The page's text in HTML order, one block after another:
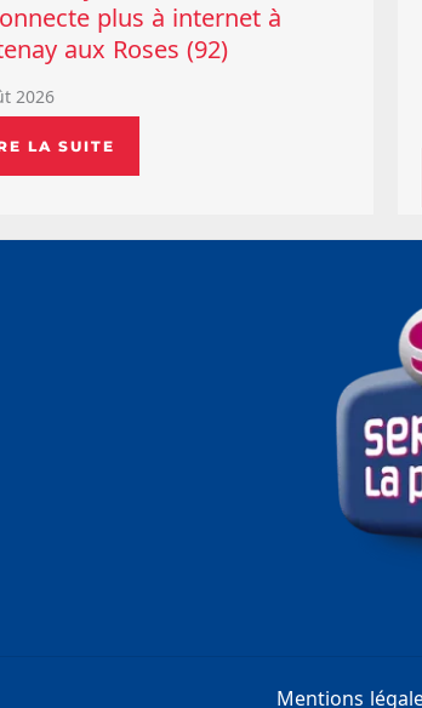
plus à internet à
aux Roses (92)
2026
LA SUITE
Mentions